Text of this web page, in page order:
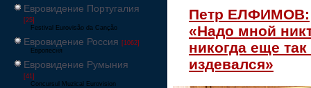
Евровидение Португалия
[25]
Festival Eurovisão da Canção
Евровидение Россия [1062]
Европесня
Евровидение Румыния
[41]
Concursul Muzical Eurovision
Петр ЕЛФИМОВ:
«Надо мной
никогда еще так
издевался»